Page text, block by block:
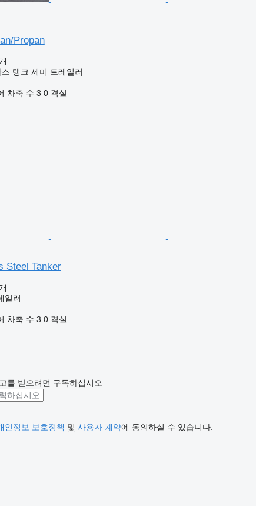
Propan
탱크 세미 트레일러
차축 수 3 0 격실
Steel Tanker
일러
차축 수 3 0 격실
를 받으려면 구독하십시오
인정보 보호정책 및 사용자 계약에 동의하실 수 있습니다.